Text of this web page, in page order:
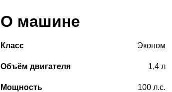
О машине
Класс
Объём двигателя
Мощность
Эконом
1,4 л
100 л.с.